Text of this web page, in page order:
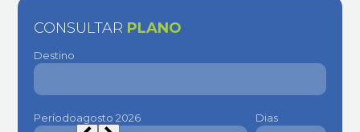
CONSULTAR PLANO
Destino
Período Dias